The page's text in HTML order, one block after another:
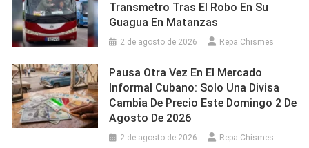
Transmetro Tras El Robo En Su
Guagua En Matanzas
2 de agosto de 2026 Repa Chismes
Pausa Otra Vez En El Mercado
Informal Cubano: Solo Una Divisa
Cambia De Precio Este Domingo 2 De
Agosto De 2026
2 de agosto de 2026 Repa Chismes